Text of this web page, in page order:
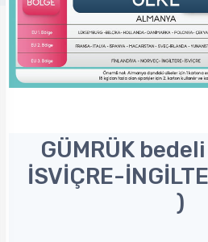
GÜMRÜK
İSVİÇRE-
)